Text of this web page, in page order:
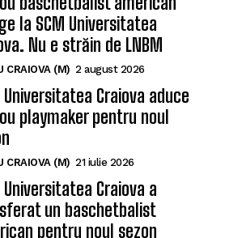
la SCM Universitatea
Nu e străin de LNBM
CRAIOVA (M) 2 august 2026
Universitatea Craiova aduce
playmaker pentru noul
CRAIOVA (M) 21 iulie 2026
Universitatea Craiova a
un baschetbalist
pentru noul sezon